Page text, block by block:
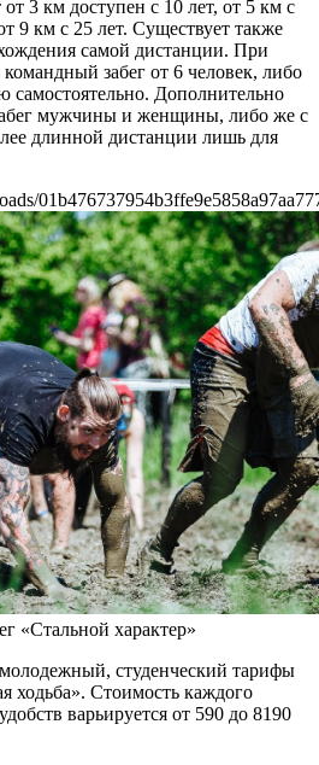
3 км доступен с 10 лет, от 5 км с
9 км с 25 лет. Существует также
самой дистанции. При
забег от 6 человек, либо
Дополнительно
мужчины и женщины, либо же с
длинной дистанции лишь для
«Стальной характер»
студенческий тарифы
ходьба». Стоимость каждого
варьируется от 590 до 8190